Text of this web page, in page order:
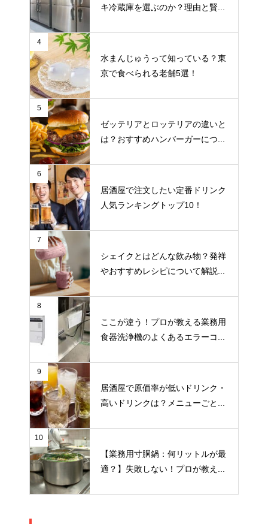
キ冷蔵庫を選ぶのか？理由と賢...
4
水まんじゅうって知っている？東
京で食べられる老舗5選！
5
ゼッテリアとロッテリアの違いと
は？おすすめハンバーガーにつ...
6
居酒屋で注文したい定番ドリンク
人気ランキングトップ10！
7
シェイクとはどんな飲み物？発祥
やおすすめレシピについて解説...
8
ここが違う！プロが教える業務用
食器洗浄機のよくあるエラーコ...
9
居酒屋で原価率が低いドリンク・
高いドリンクは？メニューごと...
10
【業務用寸胴鍋：何リットルが最
適？】失敗しない！プロが教え...